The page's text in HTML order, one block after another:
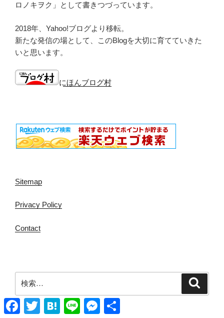
ロノキヲク」として書きつづっています。
2018年、Yahoo!ブログより移転。
新たな発信の場として、このBlogを大切に育てていきた
いと思います。
にほんブログ村
Sitemap
Privacy Policy
Contact
索:
FacebookTwitter Hatena Line Messenger